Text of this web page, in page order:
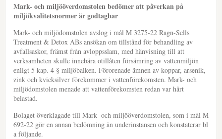
Mark- och miljööverdomstolen bedömer att påverkan på
miljökvalitetsnormer är godtagbar
Mark- och miljödomstolen avslog i mål M 3275-22 Ragn-Sells
Treatment & Detox ABs ansökan om tillstånd för behandling av
avfallsaskor, främst från avloppsslam, med hänvisning till att
verksamheten skulle innebära otillåten försämring av vattenmiljön
enligt 5 kap. 4 § miljöbalken. Förorenade ämnen av koppar, arsenik,
zink och kvicksilver förekommer i vattenförekomsten. Mark- och
miljödomstolen menade att vattenförekomsten redan var hårt
belastad.
Bolaget överklagade till Mark- och miljööverdomstolen, som i mål M
692-22 gör en annan bedömning än underinstansen och konstaterar bl
a följande.